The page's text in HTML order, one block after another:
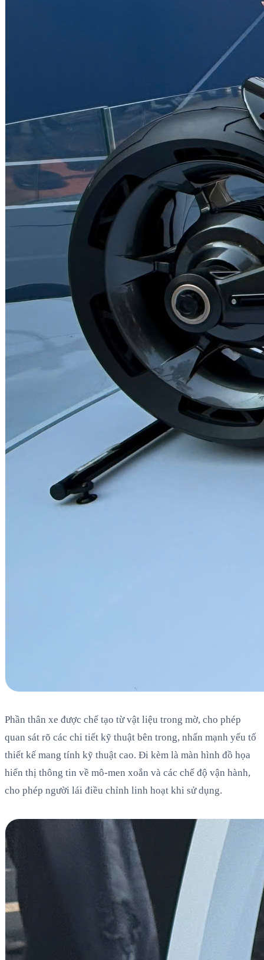
Phần thân xe được chế tạo từ vật liệu trong mờ, cho phép
quan sát rõ các chi tiết kỹ thuật bên trong, nhấn mạnh yếu tố
thiết kế mang tính kỹ thuật cao. Đi kèm là màn hình đồ họa
hiển thị thông tin về mô-men xoắn và các chế độ vận hành,
cho phép người lái điều chỉnh linh hoạt khi sử dụng.